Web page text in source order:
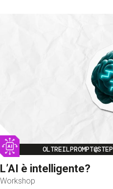
Image
OLTREILPROMPT@STEP
L’AI è intelligente?
Workshop